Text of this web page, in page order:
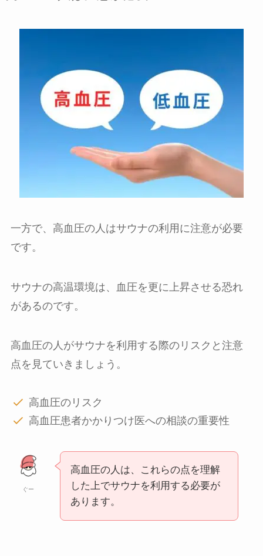
一方で、高血圧の人はサウナの利用に注意が必要
です。
サウナの高温環境は、血圧を更に上昇させる恐れ
があるのです。
高血圧の人がサウナを利用する際のリスクと注意
点を見ていきましょう。
高血圧のリスク
高血圧患者かかりつけ医への相談の重要性
ぐー
高血圧の人は、これらの点を理解
した上でサウナを利用する必要が
あります。